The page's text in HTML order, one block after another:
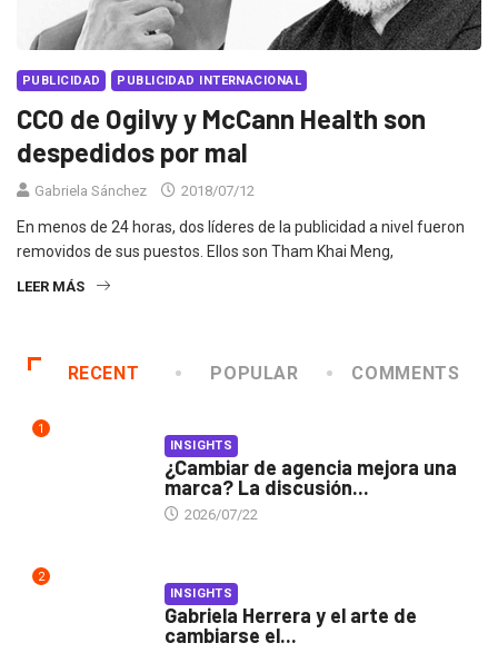
PUBLICIDAD PUBLICIDAD INTERNACIONAL
CCO de Ogilvy y McCann Health son
despedidos por mal
Gabriela Sánchez 2018/07/12
En menos de 24 horas, dos líderes de la publicidad a nivel fueron
removidos de sus puestos. Ellos son Tham Khai Meng,
LEER MÁS
RECENT POPULAR COMMENTS
1
INSIGHTS
¿Cambiar de agencia mejora una
marca? La discusión...
2026/07/22
2
INSIGHTS
Gabriela Herrera y el arte de
cambiarse el...